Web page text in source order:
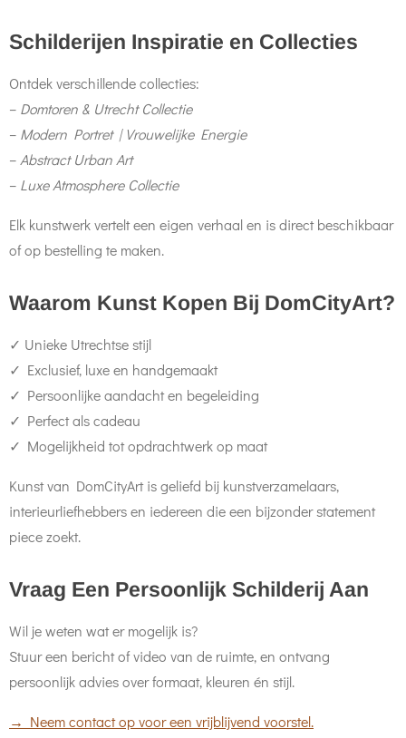
Schilderijen Inspiratie en Collecties
Ontdek verschillende collecties:
– Domtoren & Utrecht Collectie
– Modern Portret | Vrouwelijke Energie
– Abstract Urban Art
– Luxe Atmosphere Collectie
Elk kunstwerk vertelt een eigen verhaal en is direct beschikbaar
of op bestelling te maken.
Waarom Kunst Kopen Bij DomCityArt?
✓ Unieke Utrechtse stijl
✓ Exclusief, luxe en handgemaakt
✓ Persoonlijke aandacht en begeleiding
✓ Perfect als cadeau
✓ Mogelijkheid tot opdrachtwerk op maat
Kunst van DomCityArt is geliefd bij kunstverzamelaars,
interieurliefhebbers en iedereen die een bijzonder statement
piece zoekt.
Vraag Een Persoonlijk Schilderij Aan
Wil je weten wat er mogelijk is?
Stuur een bericht of video van de ruimte, en ontvang
persoonlijk advies over formaat, kleuren én stijl.
→ Neem contact op voor een vrijblijvend voorstel.